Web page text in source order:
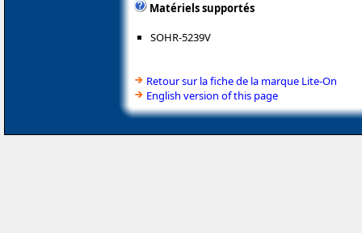
Matériels supportés
SOHR-5239V
Retour sur la fiche de la marque Lite-On
English version of this page